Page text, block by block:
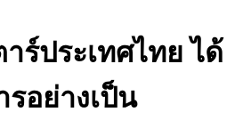
ร์ประเทศไทย ได้
อย่างเป็น